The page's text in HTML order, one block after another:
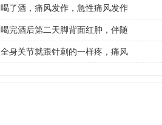
喝了酒，痛风发作，急性痛风发作
喝完酒后第二天脚背面红肿，伴随
全身关节就跟针刺的一样疼，痛风